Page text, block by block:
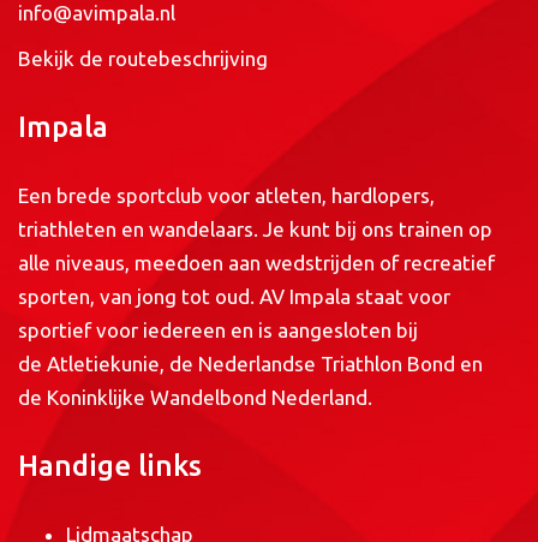
info@avimpala.nl
Bekijk de routebeschrijving
Impala
Een brede sportclub voor atleten, hardlopers,
triathleten en wandelaars. Je kunt bij ons trainen op
alle niveaus, meedoen aan wedstrijden of recreatief
sporten, van jong tot oud. AV Impala staat voor
sportief voor iedereen en is aangesloten bij
de Atletiekunie, de Nederlandse Triathlon Bond en
de Koninklijke Wandelbond Nederland.
Handige links
Lidmaatschap